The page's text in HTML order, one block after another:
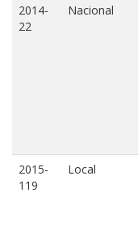
2014-
22
Nacional
2015-
119
Local